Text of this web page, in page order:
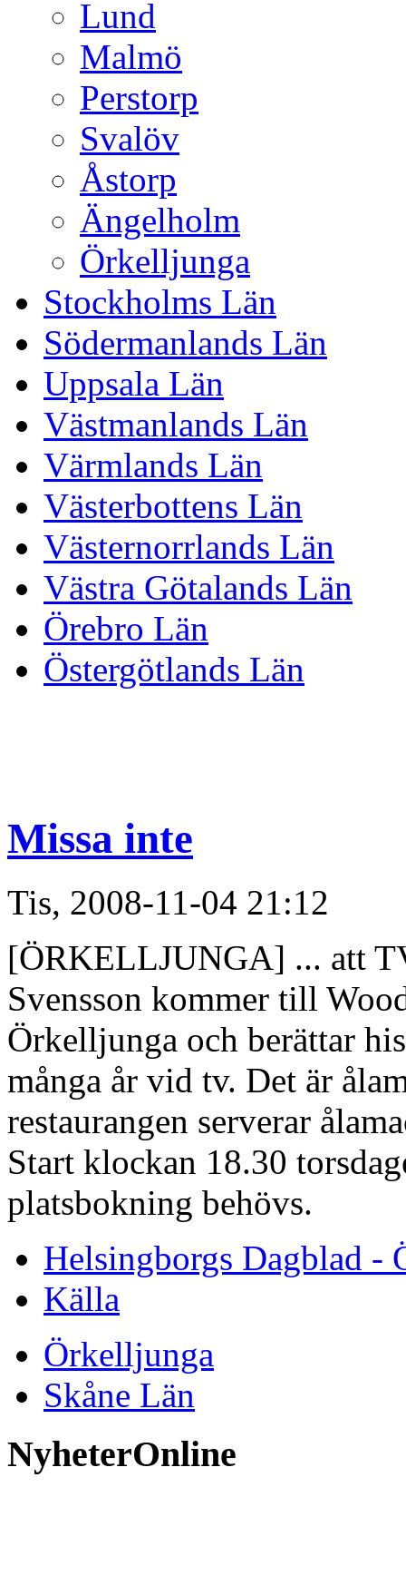
Lund
Malmö
Perstorp
Svalöv
Åstorp
Ängelholm
Örkelljunga
Stockholms Län
Södermanlands Län
Uppsala Län
Västmanlands Län
Värmlands Län
Västerbottens Län
Västernorrlands Län
Västra Götalands Län
Örebro Län
Östergötlands Län
Missa inte
Tis, 2008-11-04 21:12
[ÖRKELLJUNGA] ... att
Svensson kommer till
Örkelljunga och berättar
många år vid tv. Det är
restaurangen serverar
Start klockan 18.30
platsbokning behövs.
Helsingborgs Dagblad -
Källa
Örkelljunga
Skåne Län
NyheterOnline